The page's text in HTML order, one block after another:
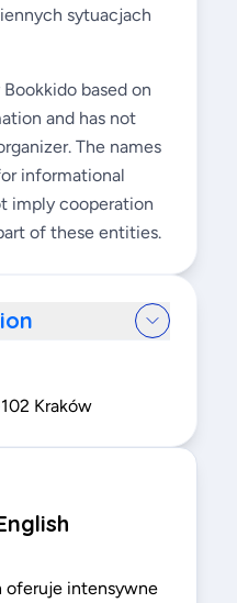
sytuacjach
based on
and has not
The names
informational
imply cooperation
of these entities.
Kraków
oferuje intensywne